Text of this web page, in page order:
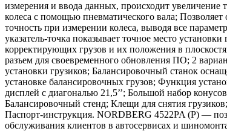
измерения и ввода данных, происходит
колеса с помощью пневматического вала;
точность при измерении колеса, выводя все
указатель-точка показывает точное место
корректирующих грузов и их положения в
разъем для своевременного обновления ПО; 2
установки грузиков; Балансировочный станок
установке балансировочных грузов; Функция
дисплей с диагональю 21,5’’; Большой набор
Балансировочный стенд; Клещи для снятия
Паспорт-инструкция. NORDBERG 4522PA (P) —
обслуживания клиентов в автосервисах и